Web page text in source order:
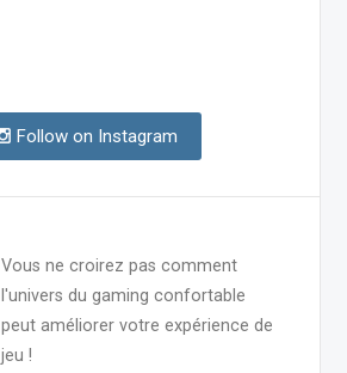
Follow on Instagram
Vous ne croirez pas comment
l'univers du gaming confortable
peut améliorer votre expérience de
jeu !